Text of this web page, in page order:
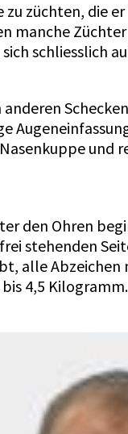
züchten, die
manche
schliesslich
und
den Ohren
stehenden
alle
4,5